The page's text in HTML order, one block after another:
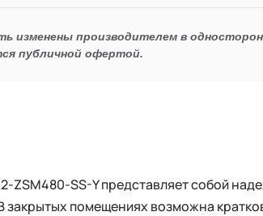
изменены производителем в
публичной офертой.
ZSM480-SS-Y представляет собой
помещениях возможна